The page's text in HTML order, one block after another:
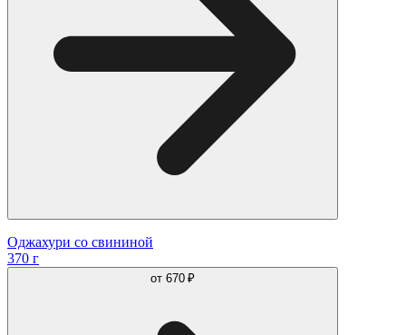
Оджахури со свининой
370 г
от 670 ₽